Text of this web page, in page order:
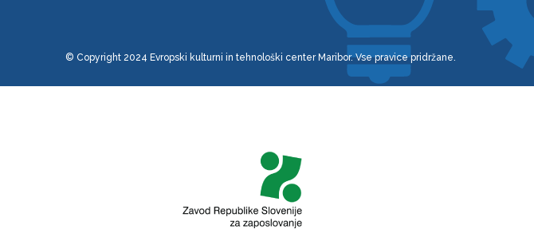
© Copyright 2024 Evropski kulturni in tehnološki center Maribor. Vse pravice pridržane.